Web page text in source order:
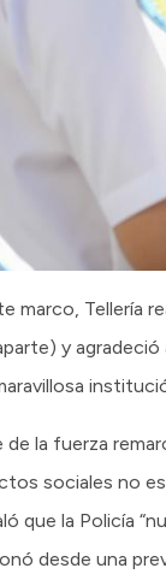
marco, Tellería
y agradeció
de la fuerza
sociales no
que la Policía
desde una